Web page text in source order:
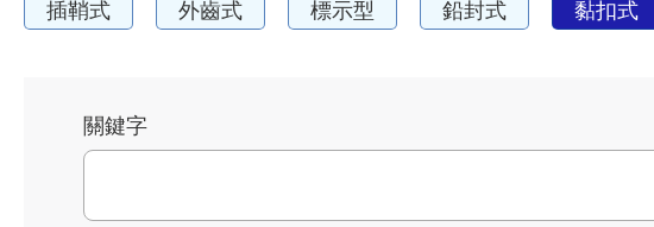
插鞘式
外齒式 標示型 鉛封式 黏扣式
關鍵字